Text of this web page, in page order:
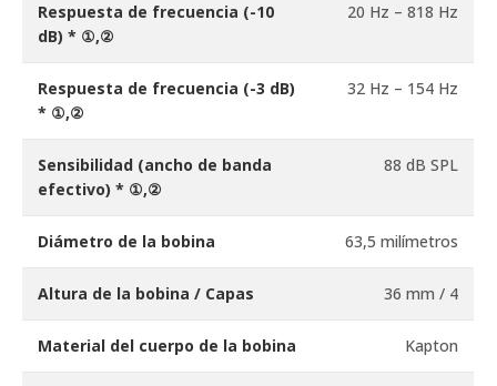
Respuesta de frecuencia (-10
dB) * ①,②
20 Hz – 818 Hz
Respuesta de frecuencia (-3 dB)
* ①,②
32 Hz – 154 Hz
Sensibilidad (ancho de banda
efectivo) * ①,②
88 dB SPL
Diámetro de la bobina 63,5 milímetros
Altura de la bobina / Capas 36 mm / 4
Material del cuerpo de la bobina Kapton